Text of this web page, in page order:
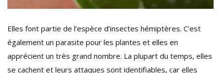
Elles font partie de l’espèce d’insectes hémiptères. C’est
également un parasite pour les plantes et elles en
apprécient un très grand nombre. La plupart du temps, elles
se cachent et leurs attaques sont identifiables, car elles